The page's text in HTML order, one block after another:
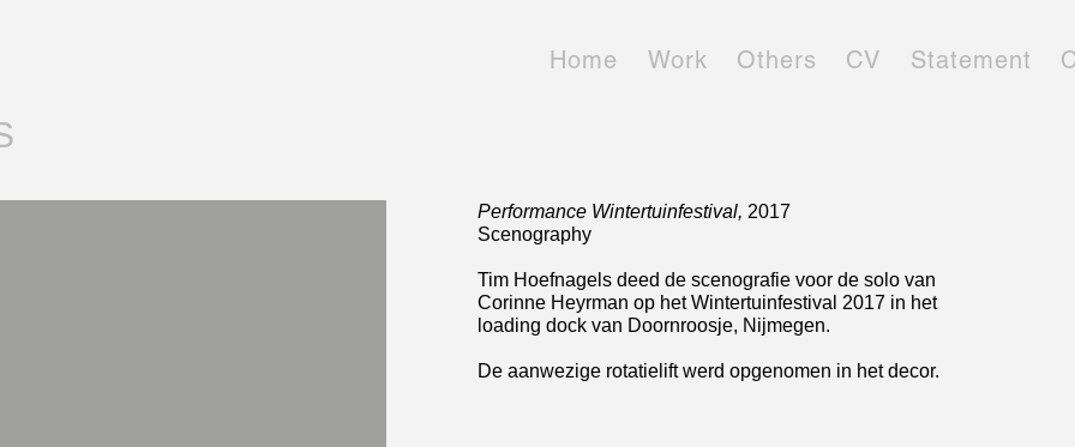
Home Work Others CV Statement
Performance Wintertuinfestival, 2017
Scenography
Tim Hoefnagels deed de scenografie voor de solo van
Corinne Heyrman op het Wintertuinfestival 2017 in het
loading dock van Doornroosje, Nijmegen.
De aanwezige rotatielift werd opgenomen in het decor.